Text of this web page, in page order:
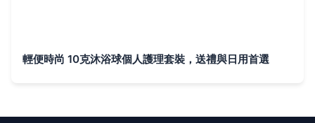
輕便時尚 10克沐浴球個人護理套裝，送禮與日用首選